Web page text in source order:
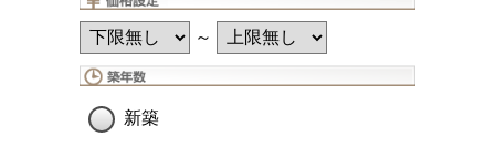
～
新築